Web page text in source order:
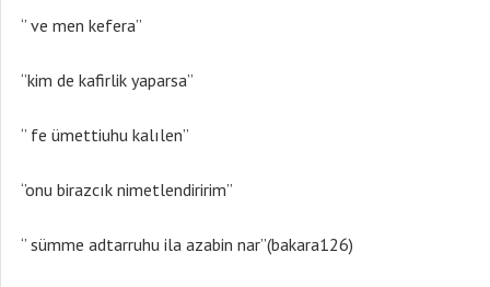
‘’ ve men kefera’’
‘’kim de kafirlik yaparsa’’
‘’ fe ümettiuhu kalılen’’
‘’onu birazcık nimetlendiririm’’
‘’ sümme adtarruhu ila azabin nar’’(bakara126)